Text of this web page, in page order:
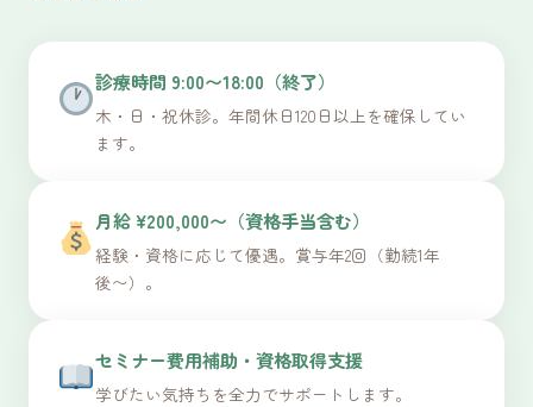
診療時間 9:00〜18:00（終了）
木・日・祝休診。年間休日120日以上を確保してい
ます。
月給 ¥200,000〜（資格手当含む）
経験・資格に応じて優遇。賞与年2回（勤続1年
後〜）。
セミナー費用補助・資格取得支援
学びたい気持ちを全力でサポートします。